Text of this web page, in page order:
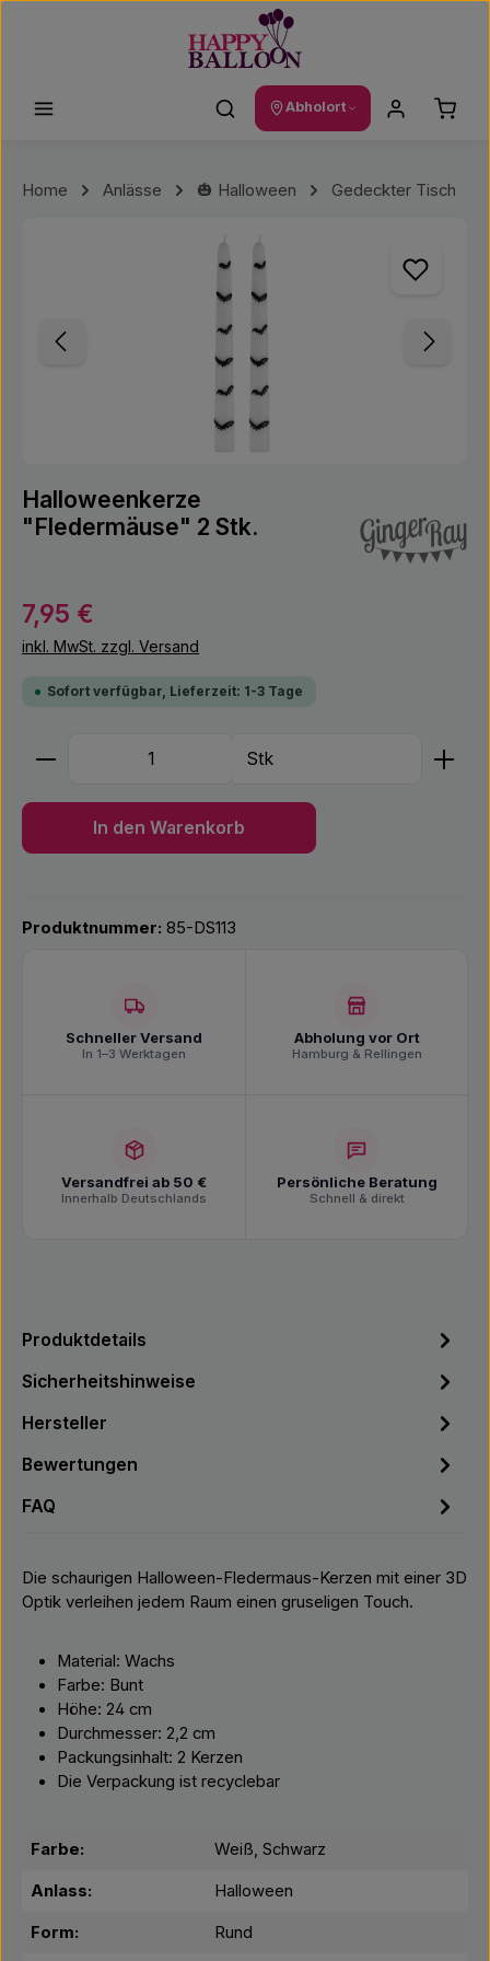
Abholort
Home Anlässe 🎃 Halloween
Gedeckter Tisch
Halloweenkerze
"Fledermäuse" 2 Stk.
Regulärer Preis:
7,95 €
inkl. MwSt. zzgl. Versand
Sofort verfügbar, Lieferzeit: 1-3 Tage
Produkt Anzahl: Gib den gewünschten Wert ein
Stk
In den Warenkorb
Produktnummer: 85-DS113
Schneller Versand
In 1–3 Werktagen
Abholung vor Ort
Hamburg & Rellingen
Versandfrei ab 50 €
Innerhalb Deutschlands
Persönliche Beratung
Schnell & direkt
Produktdetails
Sicherheitshinweise
Hersteller
Bewertungen
FAQ
Die schaurigen Halloween-Fledermaus-Kerzen mit einer 3D
Optik verleihen jedem Raum einen gruseligen Touch.
Material: Wachs
Farbe: Bunt
Höhe: 24 cm
Durchmesser: 2,2 cm
Packungsinhalt: 2 Kerzen
Die Verpackung ist recyclebar
Farbe: Weiß, Schwarz
Anlass: Halloween
Form: Rund